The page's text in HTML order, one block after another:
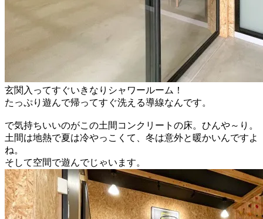
玄関入ってすぐいきなりシャワールーム！
たっぷり遊んで帰ってすぐ洗える導線なんです。
で気持ちいいのがこの土間コンクリートの床。ひんや～り。
土間は地熱で夏は冷やっこくて、冬は意外と暖かいんですよ
ね。
そして空間で遊んでじゃいます。